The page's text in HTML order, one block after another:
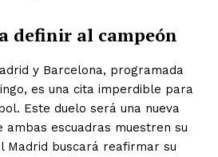
definir al campeón
y Barcelona, programada
es una cita imperdible para
Este duelo será una nueva
ambas escuadras muestren su
Madrid buscará reafirmar su